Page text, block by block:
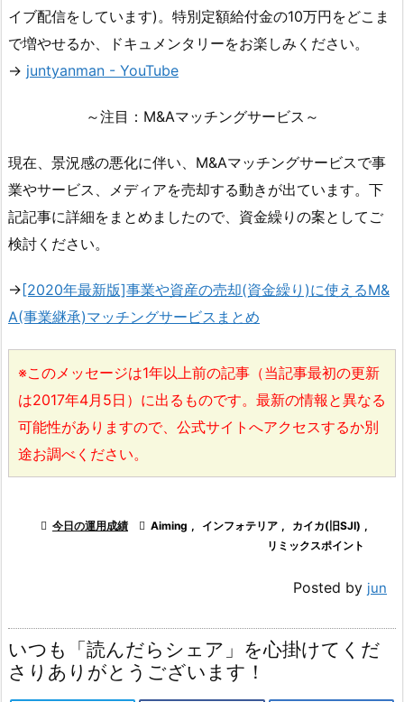
イブ配信をしています)。特別定額給付金の10万円をどこま
で増やせるか、ドキュメンタリーをお楽しみください。
→ juntyanman - YouTube
～注目：M&Aマッチングサービス～
現在、景況感の悪化に伴い、M&Aマッチングサービスで事
業やサービス、メディアを売却する動きが出ています。下
記記事に詳細をまとめましたので、資金繰りの案としてご
検討ください。
→[2020年最新版]事業や資産の売却(資金繰り)に使えるM&
A(事業継承)マッチングサービスまとめ
※このメッセージは1年以上前の記事（当記事最初の更新
は2017年4月5日）に出るものです。最新の情報と異なる
可能性がありますので、公式サイトへアクセスするか別
途お調べください。
 今日の運用成績  Aiming , インフォテリア , カイカ(旧SJI) ,
リミックスポイント
Posted by jun
いつも「読んだらシェア」を心掛けてくだ
さりありがとうございます！